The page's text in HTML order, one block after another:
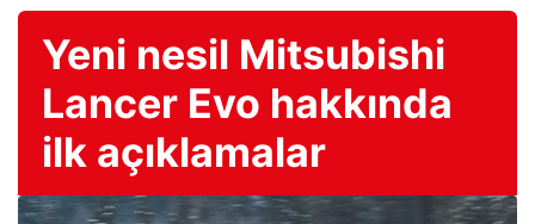
Yeni nesil Mitsubishi
Lancer Evo hakkında
ilk açıklamalar